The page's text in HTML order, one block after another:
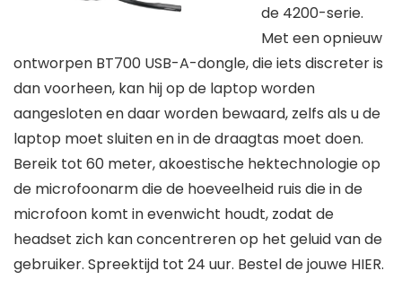
de 4200-serie.
Met een opnieuw
ontworpen BT700 USB-A-dongle, die iets discreter is
dan voorheen, kan hij op de laptop worden
aangesloten en daar worden bewaard, zelfs als u de
laptop moet sluiten en in de draagtas moet doen.
Bereik tot 60 meter, akoestische hektechnologie op
de microfoonarm die de hoeveelheid ruis die in de
microfoon komt in evenwicht houdt, zodat de
headset zich kan concentreren op het geluid van de
gebruiker. Spreektijd tot 24 uur. Bestel de jouwe HIER.